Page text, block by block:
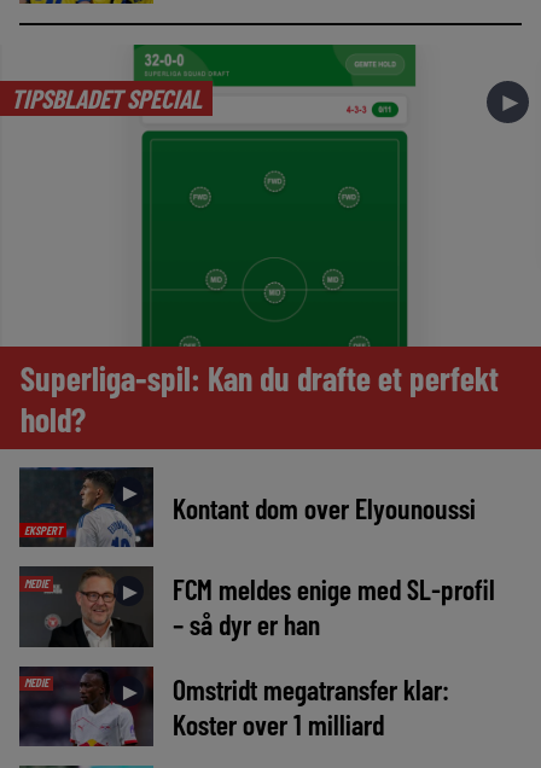
TIPSBLADET SPECIAL ►
Superliga-spil: Kan du drafte et perfekt
hold?
EKSPERT
► Kontant dom over Elyounoussi
MEDIE ►
FCM meldes enige med SL-profil
– så dyr er han
MEDIE ►
Omstridt megatransfer klar:
Koster over 1 milliard